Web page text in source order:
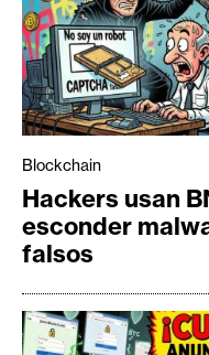
Blockchain
Hackers usan
esconder
falsos